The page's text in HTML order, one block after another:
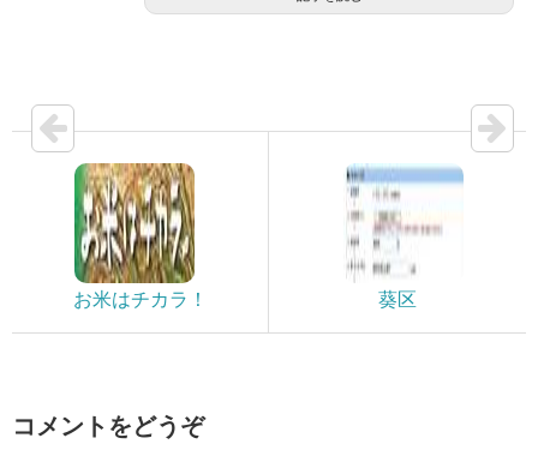
お米はチカラ！ 葵区
コメントをどうぞ